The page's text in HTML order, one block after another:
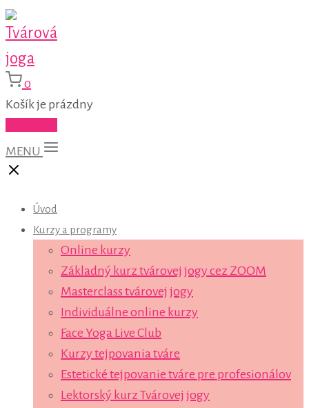
0
Košík je prázdny
MENU
Úvod
Kurzy a programy
Online kurzy
Základný kurz tvárovej jogy cez ZOOM
Masterclass tvárovej jogy
Individuálne online kurzy
Face Yoga Live Club
Kurzy tejpovania tváre
Estetické tejpovanie tváre pre profesionálov
Lektorský kurz Tvárovej jogy